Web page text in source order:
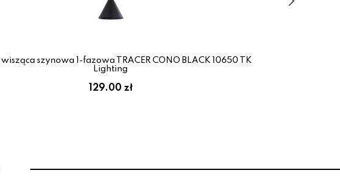
szynowa 1-fazowa TRACER CONO BLACK 10650 TK
Lighting
129.00 zł